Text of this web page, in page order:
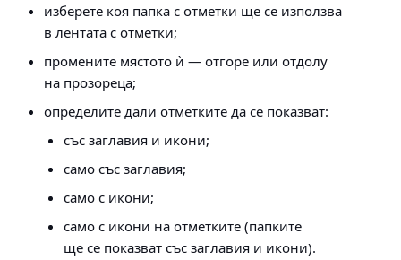
изберете коя папка с отметки ще се използва
в лентата с отметки;
промените мястото ѝ — отгоре или отдолу
на прозореца;
определите дали отметките да се показват:
със заглавия и икони;
само със заглавия;
само с икони;
само с икони на отметките (папките
ще се показват със заглавия и икони).